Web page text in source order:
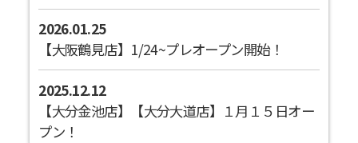
2026.01.25
【大阪鶴見店】1/24~プレオープン開始！
2025.12.12
【大分金池店】【大分大道店】１月１５日オー
プン！